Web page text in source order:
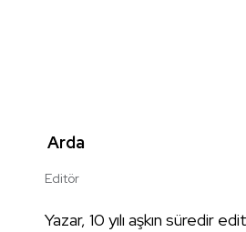
Arda
Editör
Yazar, 10 yılı aşkın süredir